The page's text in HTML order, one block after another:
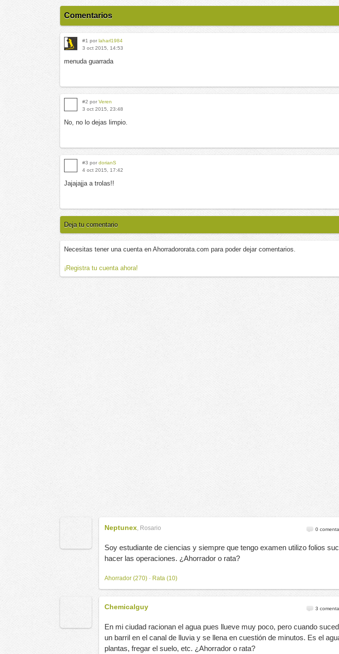
Comentarios
#1 por laharl1984
3 oct 2015, 14:53
menuda guarrada
#2 por Veren
3 oct 2015, 23:48
No, no lo dejas limpio.
#3 por dorianS
4 oct 2015, 17:42
Jajajajja a trolas!!
Deja tu comentario
Necesitas tener una cuenta en Ahorradororata.com para poder dejar comentarios.
¡Registra tu cuenta ahora!
Neptunex, Rosario 0
Soy estudiante de ciencias y siempre que tengo examen utilizo folios
hacer las operaciones. ¿Ahorrador o rata?
Ahorrador (270) - Rata (10)
Chemicalguy 3
En mi ciudad racionan el agua pues llueve muy poco, pero cuando
un barril en el canal de lluvia y se llena en cuestión de minutos. Es el
plantas, fregar el suelo, etc. ¿Ahorrador o rata?